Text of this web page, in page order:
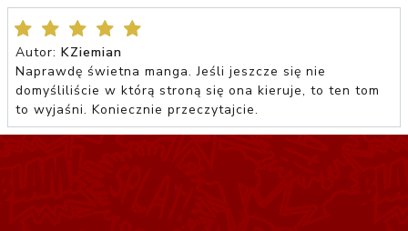
Autor: KZiemian
Naprawdę świetna manga. Jeśli jeszcze się nie
domyśliliście w którą stroną się ona kieruje, to ten tom
to wyjaśni. Koniecznie przeczytajcie.